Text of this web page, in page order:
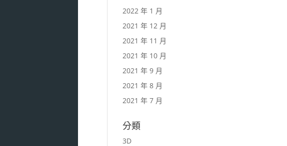
2022 年 1 月
2021 年 12 月
2021 年 11 月
2021 年 10 月
2021 年 9 月
2021 年 8 月
2021 年 7 月
分類
3D